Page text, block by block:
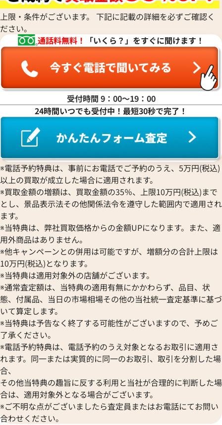
上限・条件がございます。 下記に記載の詳細を必ずご確認く
ださい。
通話料無料！
「いくら？」をすぐに聞けます！
受付時間 9：00〜19：00
24時間いつでも受付中！最短30秒で完了！
※電話予約特典は、事前にお電話でご予約のうえ、5万円(税込)
以上の買取が成立した場合に適用されます。
※買取金額の増額は、買取金額の35％、上限10万円(税込)まで
とし、景品表示法その他関係法令を遵守した範囲内で適用され
ます。
※当特典は、弊社買取価格からの金額UPになります。また、適
用外商品はありません。
※他キャンペーンとの併用は可能ですが、増額分の合計上限は
10万円(税込)となります。
※当特典は適用対象外の店舗がございます。
※通常査定額は、当特典の適用有無にかかわらず、品目、状
態、付属品、当日の市場相場その他の当社統一査定基準に基づ
いて算定します。
※当特典は予告なく終了する可能性がございますので、予めご
了承ください。
※電話予約特典は、電話予約のうえ対象となるお取引に適用さ
れます。同一または実質的に同一のお取引、取引を分割した場
合、
その他当特典の趣旨に反する利用と当社が合理的に判断した場
合は、適用対象外となる場合がございます。
※ご不明な点がございましたら査定員またはお電話にてお問い
合わせください。